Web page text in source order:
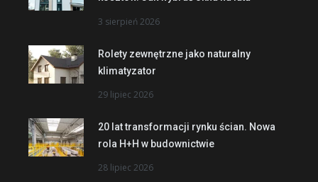
3 sierpień 2026
Rolety zewnętrzne jako naturalny
klimatyzator
29 lipiec 2026
20 lat transformacji rynku ścian. Nowa
rola H+H w budownictwie
28 lipiec 2026